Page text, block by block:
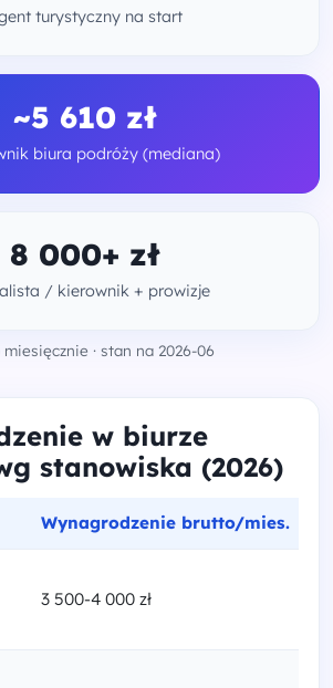
turystyczny na start
~5 610 zł
biura podróży (mediana)
8 000+ zł
/ kierownik + prowizje
· stan na 2026-06
w biurze
stanowiska (2026)
Wynagrodzenie brutto/mies.
3 500-4 000 zł